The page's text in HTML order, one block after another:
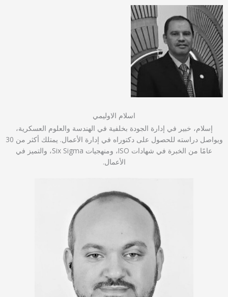
اسلام الاوليمي
إسلام، خبير في إدارة الجودة بخلفية في الهندسة والعلوم العسكرية،
ويواصل دراسته للحصول على دكتوراه في إدارة الأعمال. يمتلك أكثر من 30
عامًا من الخبرة في شهادات ISO، ومنهجيات Six Sigma، والتميز في
الأعمال.